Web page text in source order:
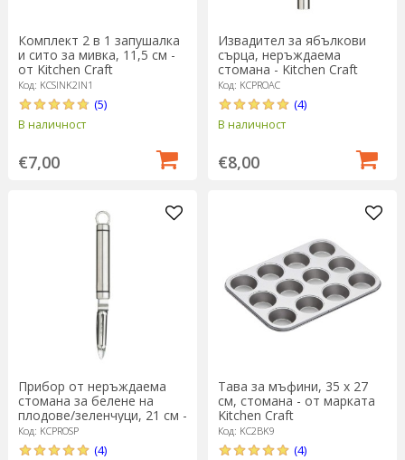
Комплект 2 в 1 запушалка
и сито за мивка, 11,5 см -
от Kitchen Craft
Код: KCSINK2IN1
(5)
В наличност
€7,00
Извадител за ябълкови
сърца, неръждаема
стомана - Kitchen Craft
Код: KCPROAC
(4)
В наличност
€8,00
Прибор от неръждаема
стомана за белене на
плодове/зеленчуци, 21 см -
от Kitchen Craft
Код: KCPROSP
(4)
Тава за мъфини, 35 х 27
см, стомана - от марката
Kitchen Craft
Код: KC2BK9
(4)